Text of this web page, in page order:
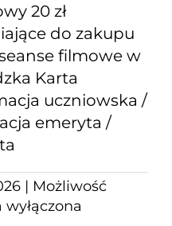
20 zł
do zakupu
filmowe w
Karta
uczniowska /
emeryta /
| Możliwość
wyłączona